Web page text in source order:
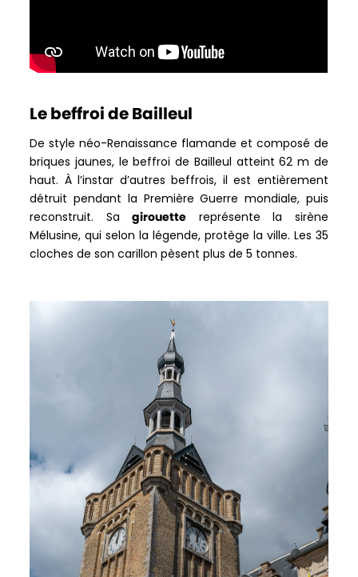
Le beffroi de Bailleul
De style néo-Renaissance flamande et composé de
briques jaunes, le beffroi de Bailleul atteint 62 m de
haut. À l’instar d’autres beffrois, il est entièrement
détruit pendant la Première Guerre mondiale, puis
reconstruit. Sagirouette représente la sirène
Mélusine, qui selon la légende, protège la ville. Les 35
cloches de son carillon pèsent plus de 5 tonnes.